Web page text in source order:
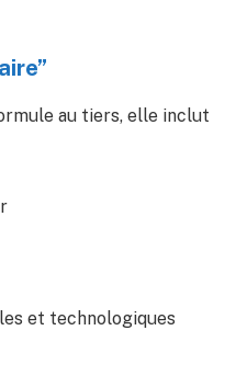
au tiers, elle inclut
et technologiques